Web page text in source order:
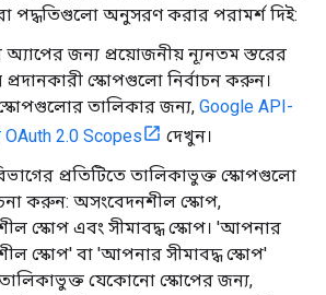
পদ্ধতিগুলো অনুসরণ করার পরামর্শ দিই:
জন্য প্রয়োজনীয় ন্যূনতম স্তরের
প্রদানকারী স্কোপগুলো নির্বাচন করুন।
তালিকার জন্য, Google API-
2.0 Scopes
দেখুন।
প্রতিটিতে তালিকাভুক্ত স্কোপগুলো
করুন: অসংবেদনশীল স্কোপ,
স্কোপ এবং সীমাবদ্ধ স্কোপ। 'আপনার
স্কোপ' বা 'আপনার সীমাবদ্ধ স্কোপ'
যেকোনো স্কোপের জন্য,